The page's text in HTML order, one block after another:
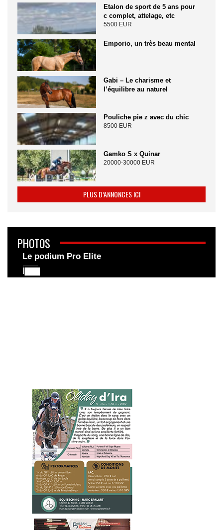
Etalon de sport de 5 ans pour
c complet, attelage, etc
5500 EUR
Emporio, un très beau mental
Gabi – Le charisme et
l’équilibre au naturel
Pouliche pie z avec du chic
8500 EUR
Gamko S x Quinar
20000-30000 EUR
PLUS D’ANNONCES ICI
PHOTOS
Le podium Pro Elite